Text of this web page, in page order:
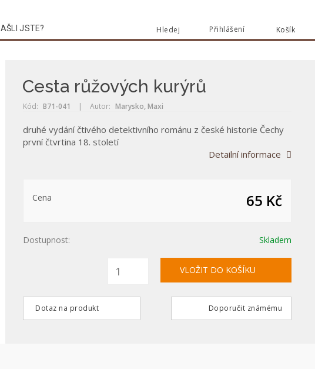
Košík
Přihlášení
Hledej
JSTE?
Cesta růžových kurýrů
Kód: B71-041 | Autor: Marysko, Maxi
druhé vydání čtivého detektivního románu z české historie Čechy
první čtvrtina 18. století
Detailní informace
Cena 65 Kč
Dostupnost: Skladem
Dotaz na produkt Doporučit známému